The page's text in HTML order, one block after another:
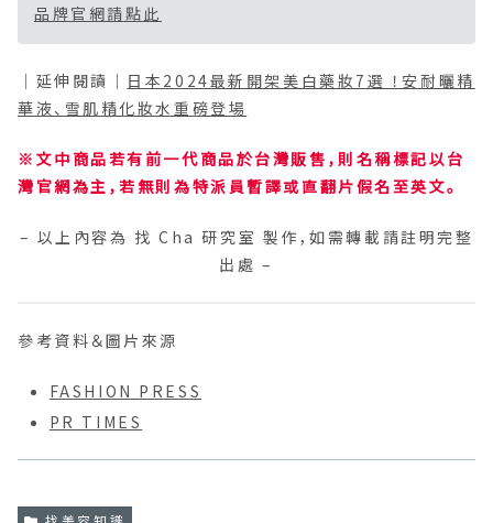
品牌官網請點此
｜延伸閱讀｜ 日本2024最新開架美白藥妝7選 ！安耐曬精
華液、雪肌精化妝水重磅登場
※文中商品若有前一代商品於台灣販售，則名稱標記以台
灣官網為主，若無則為特派員暫譯或直翻片假名至英文。
– 以上內容為 找 Cha 研究室 製作，如需轉載請註明完整
出處 –
參考資料＆圖片來源
FASHION PRESS
PR TIMES